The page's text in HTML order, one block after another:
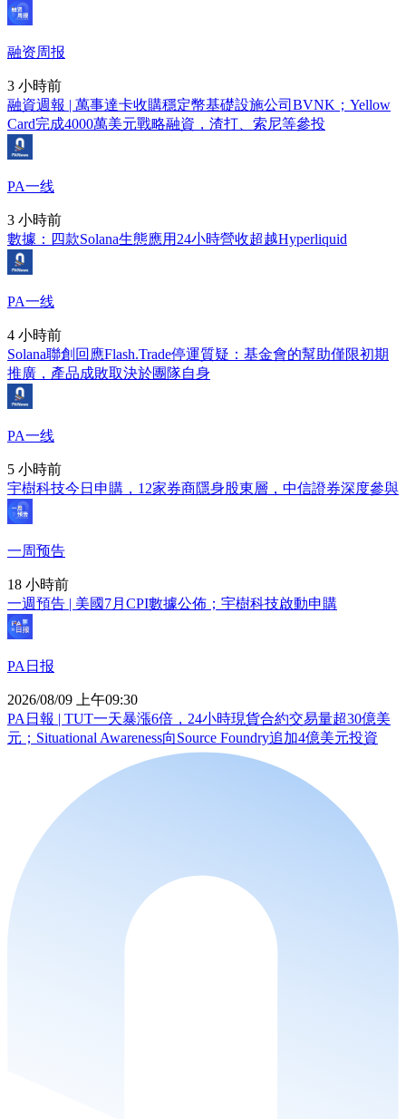
融资周报
3 小時前
融資週報 | 萬事達卡收購穩定幣基礎設施公司BVNK；Yellow
Card完成4000萬美元戰略融資，渣打、索尼等參投
PA一线
3 小時前
數據：四款Solana生態應用24小時營收超越Hyperliquid
PA一线
4 小時前
Solana聯創回應Flash.Trade停運質疑：基金會的幫助僅限初期
推廣，產品成敗取決於團隊自身
PA一线
5 小時前
宇樹科技今日申購，12家券商隱身股東層，中信證券深度參與
一周预告
18 小時前
一週預告 | 美國7月CPI數據公佈；宇樹科技啟動申購
PA日报
2026/08/09 上午09:30
PA日報 | TUT一天暴漲6倍，24小時現貨合約交易量超30億美
元；Situational Awareness向Source Foundry追加4億美元投資